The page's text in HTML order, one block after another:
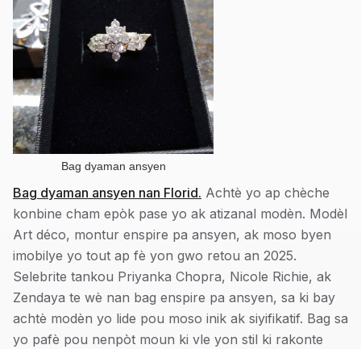
Bag dyaman ansyen
Bag dyaman ansyen nan Florid. Achtè yo ap chèche
konbine cham epòk pase yo ak atizanal modèn. Modèl
Art déco, montur enspire pa ansyen, ak moso byen
imobilye yo tout ap fè yon gwo retou an 2025.
Selebrite tankou Priyanka Chopra, Nicole Richie, ak
Zendaya te wè nan bag enspire pa ansyen, sa ki bay
achtè modèn yo lide pou moso inik ak siyifikatif. Bag sa
yo pafè pou nenpòt moun ki vle yon stil ki rakonte